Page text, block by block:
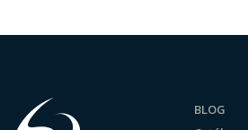
BLOG